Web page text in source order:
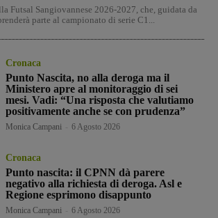
Futsal Sangiovannese 2026-2027, che, guidata da
parte al campionato di serie C1...
Cronaca
Punto Nascita, no alla deroga ma il
Ministero apre al monitoraggio di sei
mesi. Vadi: “Una risposta che valutiamo
positivamente anche se con prudenza”
Monica Campani 6 Agosto 2026
Cronaca
Punto nascita: il CPNN dà parere
negativo alla richiesta di deroga. Asl e
Regione esprimono disappunto
Monica Campani 6 Agosto 2026